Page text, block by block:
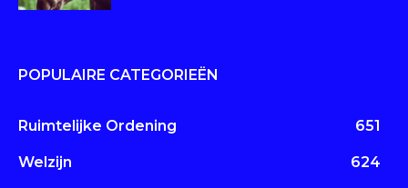
POPULAIRE CATEGORIEËN
Ruimtelijke Ordening 651
Welzijn 624